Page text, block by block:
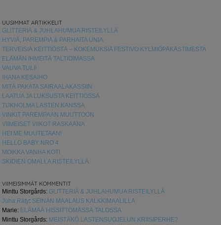
UUSIMMAT ARTIKKELIT
GLITTERIÄ & JUHLAHUMUA RISTEILYLLÄ
HYVIÄ, PAREMPIA & PARHAITA UNIA
TERVEISIÄ KEITTIÖSTÄ – KOKEMUKSIA FESTIVO KYLMIÖPAKASTIMESTA
ELÄMÄN IHMEITÄ TALTIOIMASSA
VAUVA TULI!
IHANA KESÄIHO
MITÄ PAKATA SAIRAALAKASSIIN
LAATUA JA LUKSUSTA KEITTIÖSSÄ
TUKHOLMA LASTEN KANSSA
VINKIT PAREMPAAN MUUTTOON
VIIMEISET VIIKOT RASKAANA
HEI ME MUUTETAAN!
HELLO BABY NRO 4
MOIKKA VANHA KOTI
SKIDIEN OMALLA RISTEILYLLÄ
VIIMEISIMMÄT KOMMENTIT
Minttu Storgårds: GLITTERIÄ & JUHLAHUMUA RISTEILYLLÄ
Juha Räty: SEINÄN MAALAUS KALKKIMAALILLA
Marie: ELÄMÄÄ HISSITTÖMÄSSÄ TALOSSA
Minttu Storgårds: MEISTÄKÖ LASTENSUOJELUN KRIISIPERHE?